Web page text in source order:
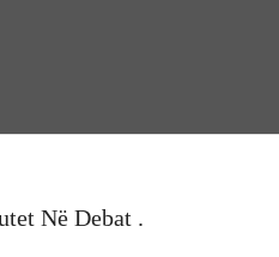
Në Debat .